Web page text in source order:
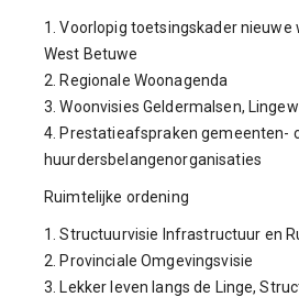
1. Voorlopig toetsingskader nieuwe
West Betuwe
2. Regionale Woonagenda
3. Woonvisies Geldermalsen,
4. Prestatieafspraken gemeenten-
huurdersbelangenorganisaties
Ruimtelijke ordening
1. Structuurvisie Infrastructuur en
2. Provinciale Omgevingsvisie
3. Lekker leven langs de Linge,